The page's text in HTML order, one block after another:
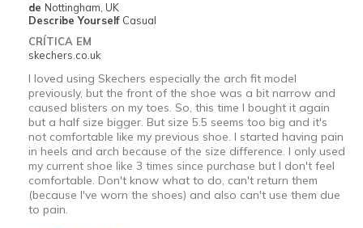
de Nottingham, UK
Describe Yourself Casual
CRÍTICA EM
skechers.co.uk
I loved using Skechers especially the arch fit model
previously, but the front of the shoe was a bit narrow and
caused blisters on my toes. So, this time I bought it again
but a half size bigger. But size 5.5 seems too big and it's
not comfortable like my previous shoe. I started having pain
in heels and arch because of the size difference. I only used
my current shoe like 3 times since purchase but I don't feel
comfortable. Don't know what to do, can't return them
(because I've worn the shoes) and also can't use them due
to pain.